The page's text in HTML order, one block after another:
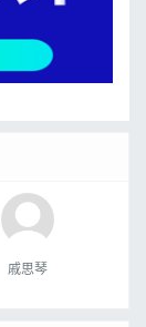
戚思琴